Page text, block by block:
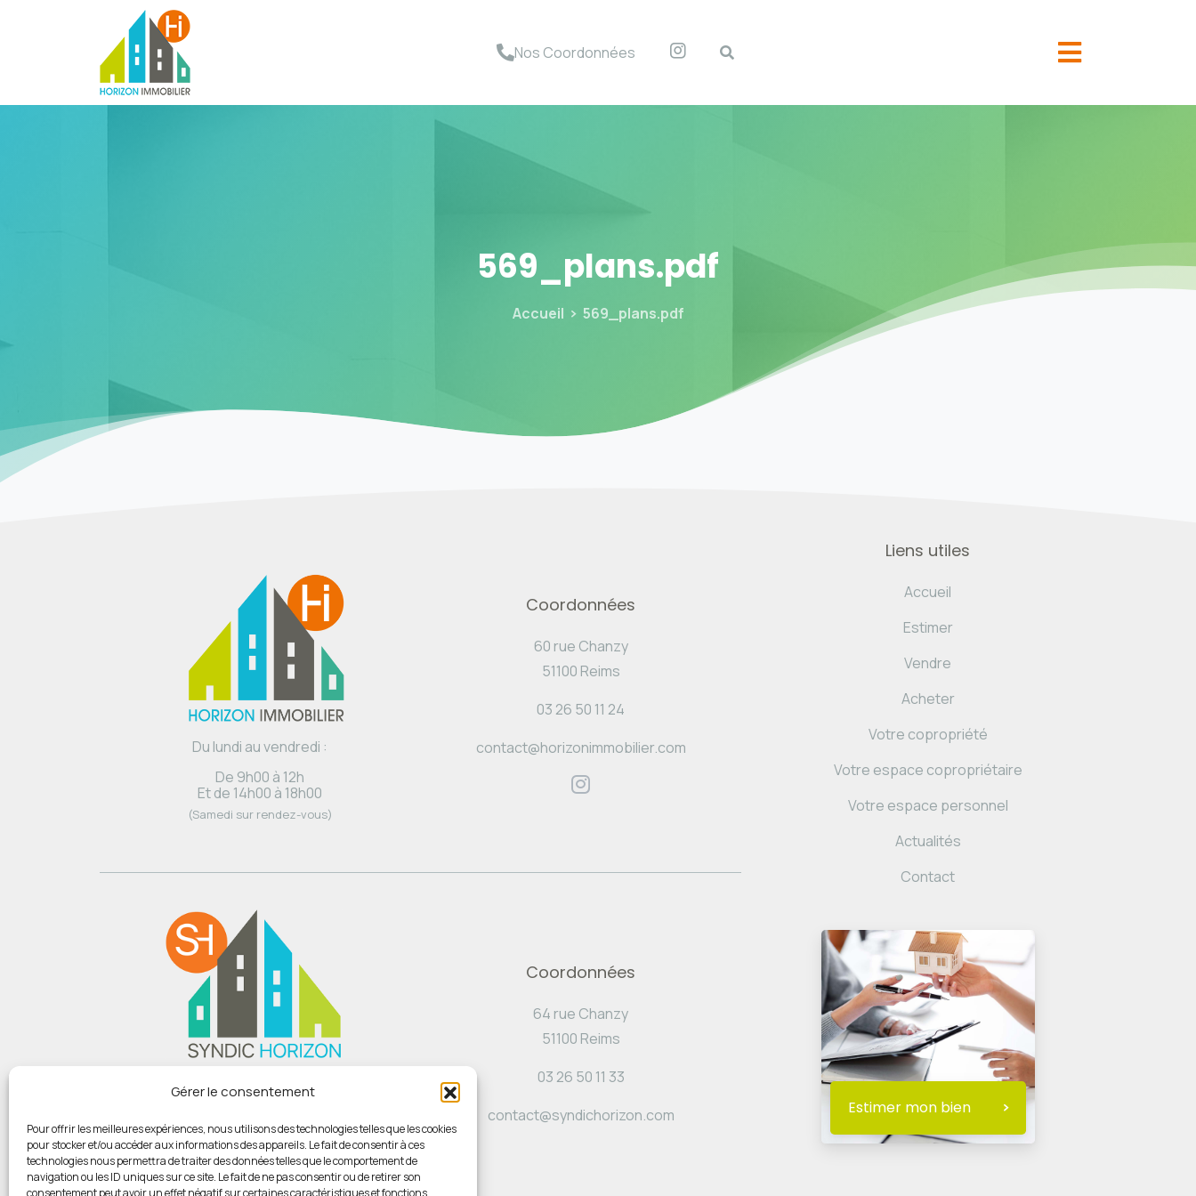
Gérer le consentement
Pour offrir les meilleures expériences, nous utilisons des technologies telles que les cookies
pour stocker et/ou accéder aux informations des appareils. Le fait de consentir à ces
technologies nous permettra de traiter des données telles que le comportement de
navigation ou les ID uniques sur ce site. Le fait de ne pas consentir ou de retirer son
consentement peut avoir un effet négatif sur certaines caractéristiques et fonctions.
Nos Coordonnées
569_plans.pdf
Accueil 569_plans.pdf
Du lundi au vendredi :
De 9h00 à 12h
Et de 14h00 à 18h00
(Samedi sur rendez-vous)
Coordonnées
60 rue Chanzy
51100 Reims
03 26 50 11 24
contact@horizonimmobilier.com
Du lundi au vendredi :
Et de 14h00 à 18h00
(Samedi sur rendez-vous)
Coordonnées
64 rue Chanzy
51100 Reims
03 26 50 11 33
contact@syndichorizon.com
Liens utiles
Accueil
Estimer
Vendre
Acheter
Votre copropriété
Votre espace copropriétaire
Votre espace personnel
Actualités
Contact
Estimer mon bien